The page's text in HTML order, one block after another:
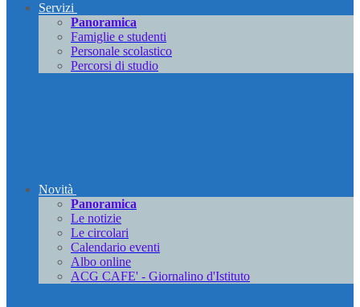
Servizi
Panoramica
Famiglie e studenti
Personale scolastico
Percorsi di studio
Novità
Panoramica
Le notizie
Le circolari
Calendario eventi
Albo online
ACG CAFE' - Giornalino d'Istituto